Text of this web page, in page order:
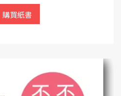
購買紙書